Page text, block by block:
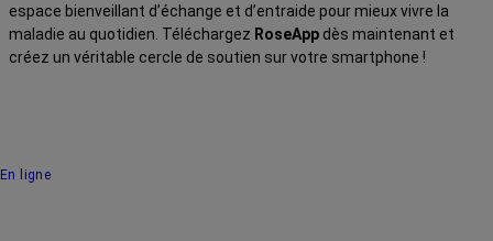
espace bienveillant d’échange et d’entraide pour mieux vivre la
maladie au quotidien. Téléchargez RoseApp dès maintenant et
créez un véritable cercle de soutien sur votre smartphone !
En ligne